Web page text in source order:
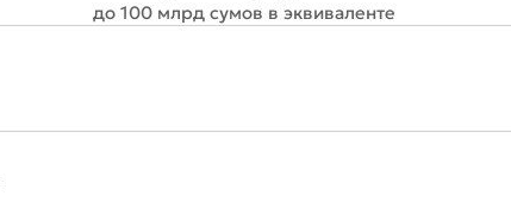
до 100 млрд сумов в эквиваленте